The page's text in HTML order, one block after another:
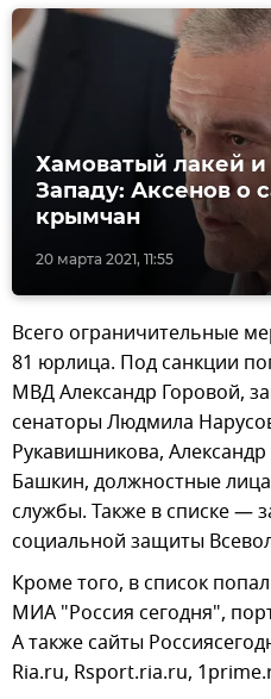
20 марта 2021, 11:55
Хамоватый лакей
Западу: Аксенов о
крымчан
Всего ограничительные
81 юрлица. Под санкции
МВД Александр Горовой,
сенаторы Людмила
Рукавишникова,
Башкин, должностные
службы. Также в списке —
социальной защиты
Кроме того, в список
МИА "Россия сегодня",
А также сайты
Ria.ru, Rsport.ria.ru,